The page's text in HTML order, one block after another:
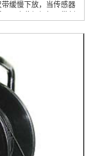
缓慢下放，当传感器
m到1800 m不等。有